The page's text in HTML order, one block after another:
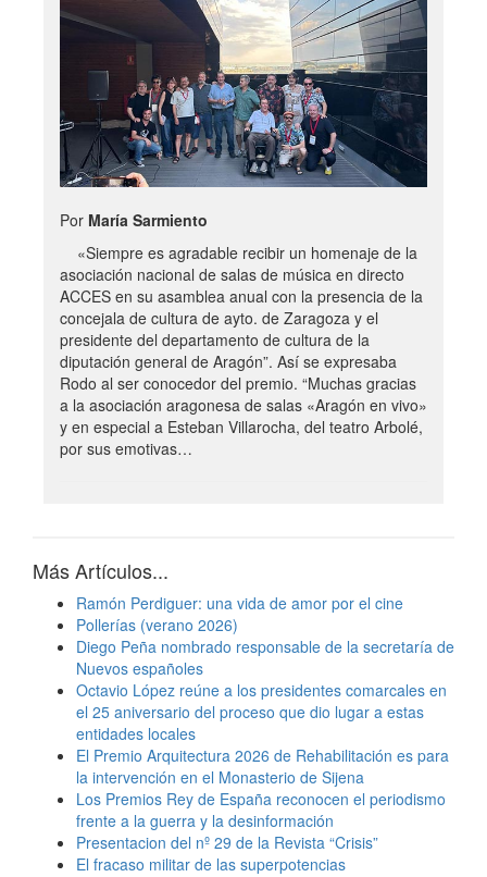
Por María Sarmiento
«Siempre es agradable recibir un homenaje de la
asociación nacional de salas de música en directo
ACCES en su asamblea anual con la presencia de la
concejala de cultura de ayto. de Zaragoza y el
presidente del departamento de cultura de la
diputación general de Aragón”. Así se expresaba
Rodo al ser conocedor del premio. “Muchas gracias
a la asociación aragonesa de salas «Aragón en vivo»
y en especial a Esteban Villarocha, del teatro Arbolé,
por sus emotivas…
Más Artículos...
Ramón Perdiguer: una vida de amor por el cine
Pollerías (verano 2026)
Diego Peña nombrado responsable de la secretaría de
Nuevos españoles
Octavio López reúne a los presidentes comarcales en
el 25 aniversario del proceso que dio lugar a estas
entidades locales
El Premio Arquitectura 2026 de Rehabilitación es para
la intervención en el Monasterio de Sijena
Los Premios Rey de España reconocen el periodismo
frente a la guerra y la desinformación
Presentacion del nº 29 de la Revista “Crisis”
El fracaso militar de las superpotencias